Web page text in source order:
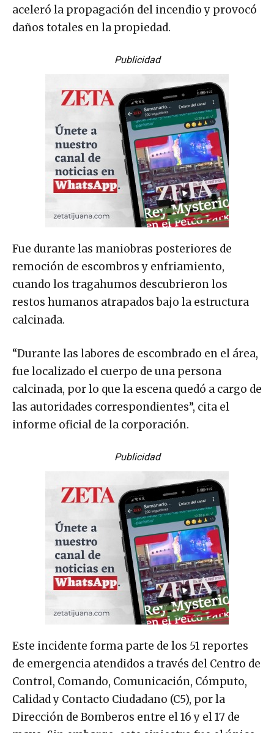
aceleró la propagación del incendio y provocó
daños totales en la propiedad.
Publicidad
Fue durante las maniobras posteriores de
remoción de escombros y enfriamiento,
cuando los tragahumos descubrieron los
restos humanos atrapados bajo la estructura
calcinada.
“Durante las labores de escombrado en el área,
fue localizado el cuerpo de una persona
calcinada, por lo que la escena quedó a cargo de
las autoridades correspondientes”, cita el
informe oficial de la corporación.
Publicidad
Este incidente forma parte de los 51 reportes
de emergencia atendidos a través del Centro de
Control, Comando, Comunicación, Cómputo,
Calidad y Contacto Ciudadano (C5), por la
Dirección de Bomberos entre el 16 y el 17 de